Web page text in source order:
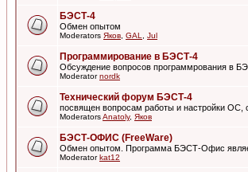
БЭСТ-4
Обмен опытом
Moderators Яков GAL Jul
Программирование в БЭСТ-4
Обсуждение вопросов программрования в
Moderatornordk
Технический форум БЭСТ-4
посвящен вопросам работы и настройки ОС,
ModeratorsAnatoly, Яков
БЭСТ-ОФИС (FreeWare)
Обмен опытом. Программа БЭСТ-Офис
Moderatorkat12